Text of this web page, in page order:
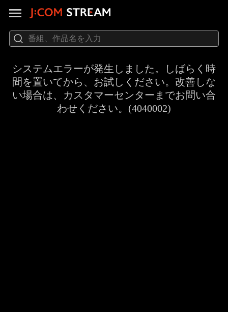
システムエラーが発生しました。しばらく時
間を置いてから、お試しください。改善しな
い場合は、カスタマーセンターまでお問い合
わせください。(4040002)